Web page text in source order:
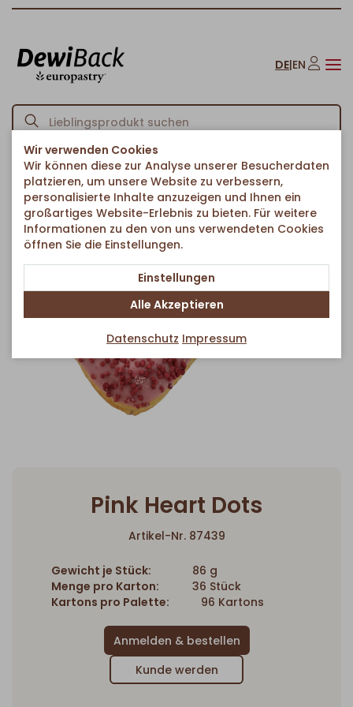
DE|EN
Startseite American Bakery Donuts/ Pink Heart Dots
Zurück zur Artikelübersicht
Pink Heart Dots
Artikel-Nr. 87439
Gewicht je Stück:
86 g
Menge pro Karton:
36 Stück
Kartons pro Palette:
96 Kartons
Kunde werden
Wir verwenden Cookies
Wir können diese zur Analyse unserer Besucherdaten
platzieren, um unsere Website zu verbessern,
personalisierte Inhalte anzuzeigen und Ihnen ein
großartiges Website-Erlebnis zu bieten. Für weitere
Informationen zu den von uns verwendeten Cookies
öffnen Sie die Einstellungen.
Einstellungen
Alle Akzeptieren
Datenschutz Impressum